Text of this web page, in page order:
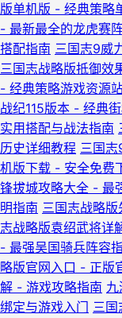
版单机版 - 经典策略
- 最新最全的龙虎赛
搭配指南 三国志9威
三国志战略版抵御效
- 经典策略游戏资源
战纪115版本 - 经典
实用搭配与战法指南
历史详细教程 三国
机版下载 - 安全免费
锋拔城攻略大全 - 最
明指南 三国志战略
志战略版袁绍武将详
- 最强吴国骑兵阵容
略版官网入口 - 正版
解 - 游戏攻略指南
绑定与游戏入门 三